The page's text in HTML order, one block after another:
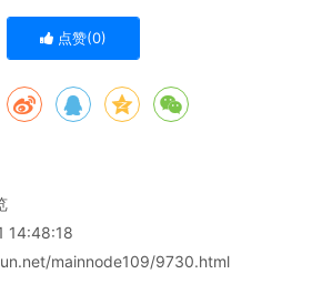
点赞(0)
14:48:18
mainnode109/9730.html